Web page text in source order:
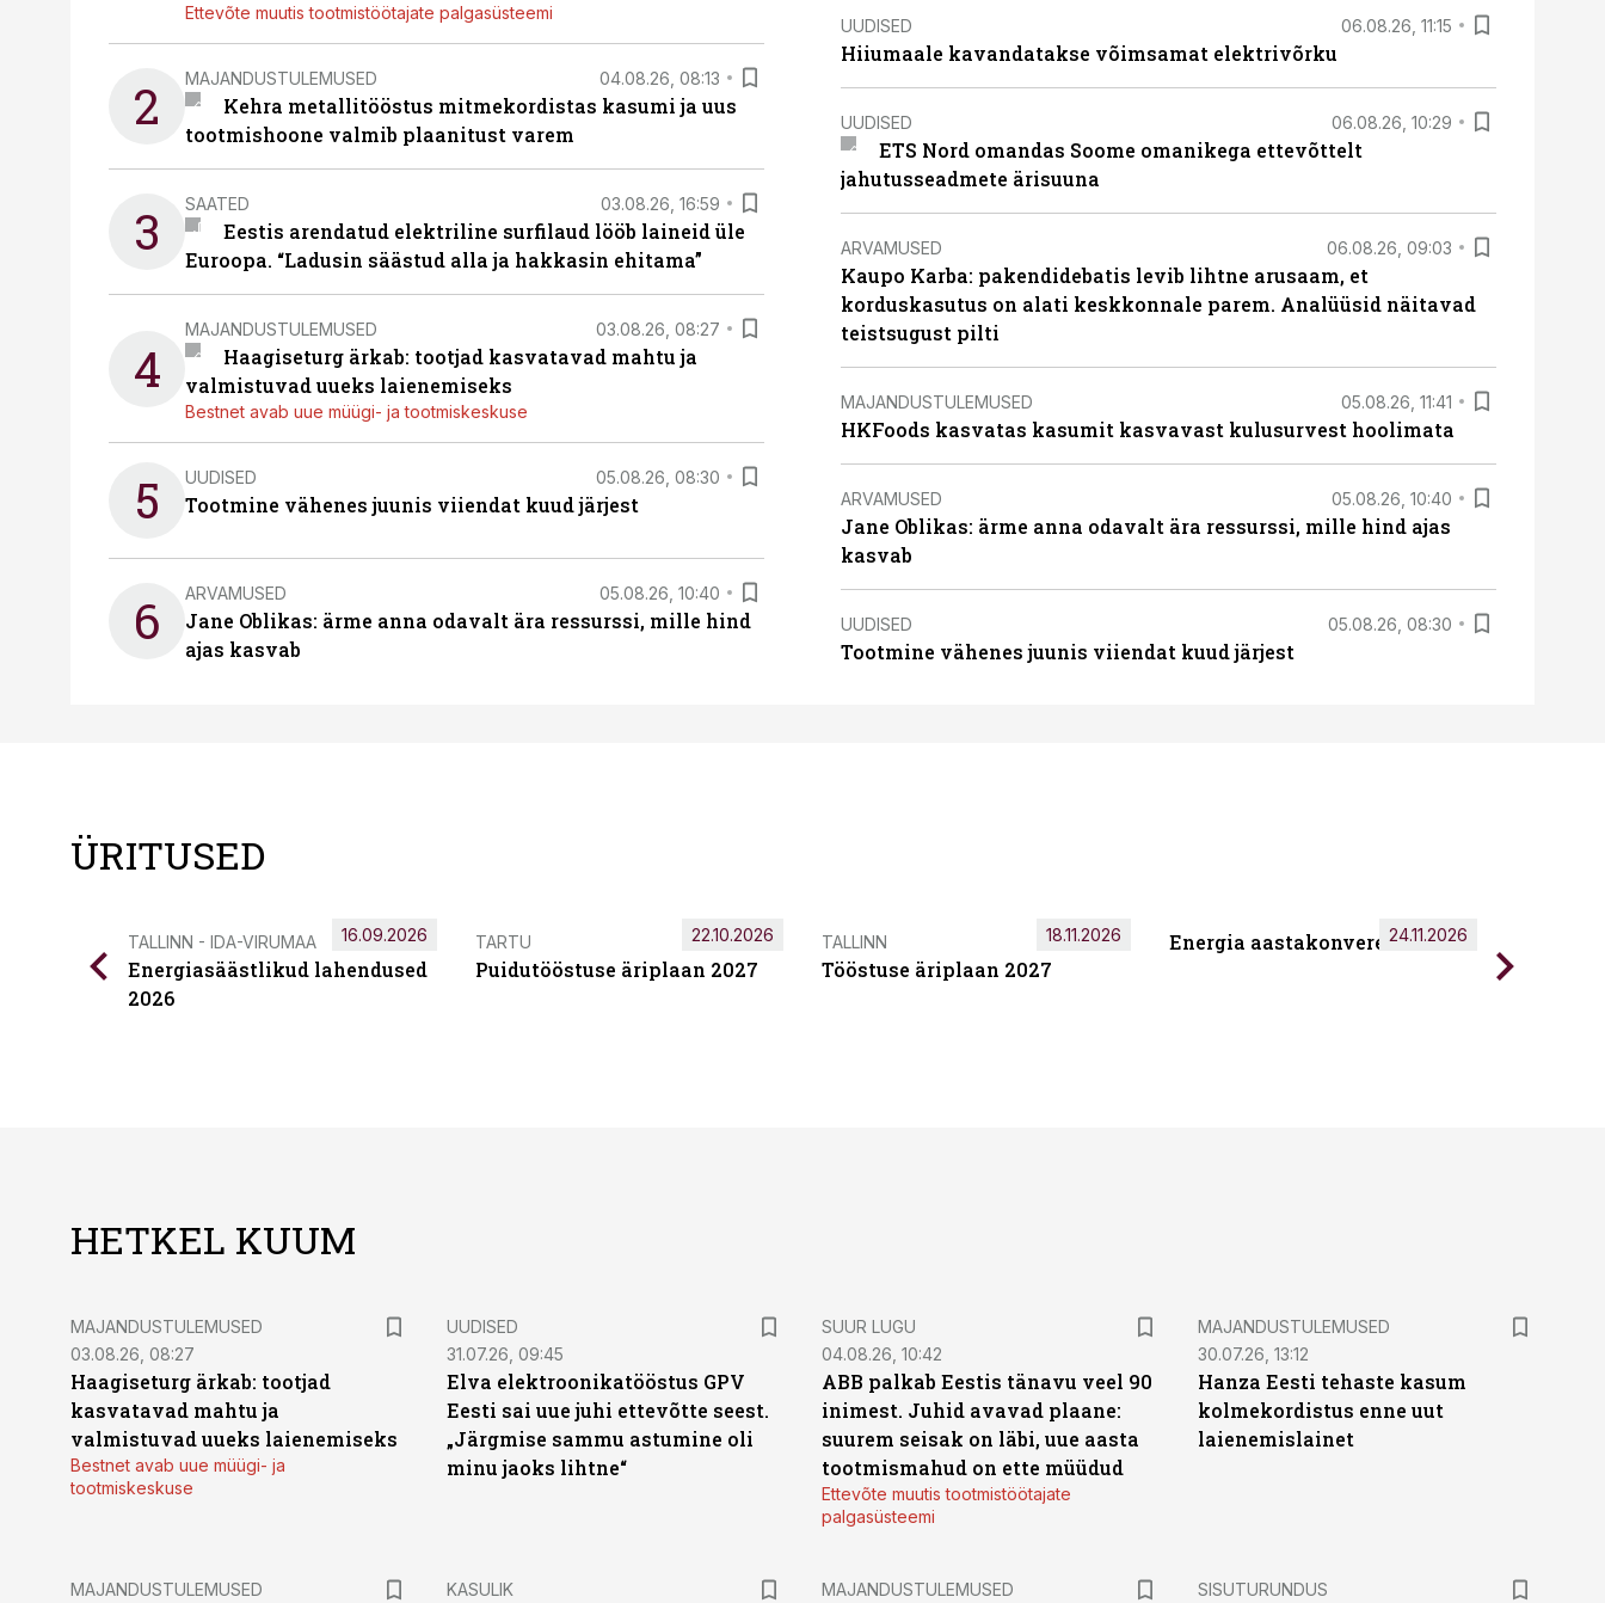
Ettevõte muutis tootmistöötajate palgasüsteemi
2 MAJANDUSTULEMUSED 04.08.26, 08:13
Kehra metallitööstus mitmekordistas kasumi ja uus
tootmishoone valmib plaanitust varem
3 SAATED 03.08.26, 16:59
Eestis arendatud elektriline surfilaud lööb laineid üle
Euroopa. “Ladusin säästud alla ja hakkasin ehitama”
4
MAJANDUSTULEMUSED 03.08.26, 08:27
Haagiseturg ärkab: tootjad kasvatavad mahtu ja
valmistuvad uueks laienemiseks
Bestnet avab uue müügi- ja tootmiskeskuse
5 UUDISED 05.08.26, 08:30
Tootmine vähenes juunis viiendat kuud järjest
6 ARVAMUSED 05.08.26, 10:40
Jane Oblikas: ärme anna odavalt ära ressurssi, mille hind
ajas kasvab
UUDISED 06.08.26, 11:15
Hiiumaale kavandatakse võimsamat elektrivõrku
UUDISED 06.08.26, 10:29
ETS Nord omandas Soome omanikega ettevõttelt
jahutusseadmete ärisuuna
ARVAMUSED 06.08.26, 09:03
Kaupo Karba: pakendidebatis levib lihtne arusaam, et
korduskasutus on alati keskkonnale parem. Analüüsid näitavad
teistsugust pilti
MAJANDUSTULEMUSED 05.08.26, 11:41
HKFoods kasvatas kasumit kasvavast kulusurvest hoolimata
ARVAMUSED 05.08.26, 10:40
Jane Oblikas: ärme anna odavalt ära ressurssi, mille hind ajas
kasvab
UUDISED 05.08.26, 08:30
Tootmine vähenes juunis viiendat kuud järjest
ÜRITUSED
TALLINN - IDA-VIRUMAA
Energiasäästlikud lahendused
2026
16.09.2026 TARTU
Puidutööstuse äriplaan 2027
22.10.2026 TALLINN
Tööstuse äriplaan 2027
18.11.2026 Energia aastakonverents 2026
24.11.2026
HETKEL KUUM
MAJANDUSTULEMUSED
03.08.26, 08:27
Haagiseturg ärkab: tootjad
kasvatavad mahtu ja
valmistuvad uueks laienemiseks
Bestnet avab uue müügi- ja
tootmiskeskuse
UUDISED
31.07.26, 09:45
Elva elektroonikatööstus GPV
Eesti sai uue juhi ettevõtte seest.
„Järgmise sammu astumine oli
minu jaoks lihtne“
SUUR LUGU
04.08.26, 10:42
ABB palkab Eestis tänavu veel 90
inimest. Juhid avavad plaane:
suurem seisak on läbi, uue aasta
tootmismahud on ette müüdud
Ettevõte muutis tootmistöötajate
palgasüsteemi
MAJANDUSTULEMUSED
30.07.26, 13:12
Hanza Eesti tehaste kasum
kolmekordistus enne uut
laienemislainet
MAJANDUSTULEMUSED KASULIK MAJANDUSTULEMUSED ST
SISUTURUNDUS